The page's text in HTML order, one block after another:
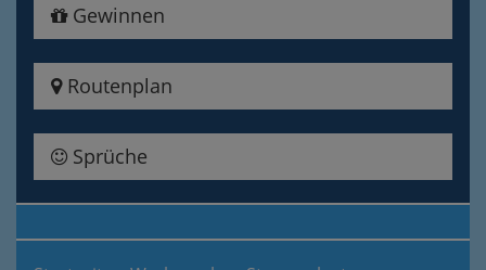
Gewinnen
Routenplan
Sprüche